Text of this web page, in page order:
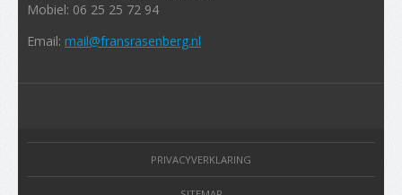
Mobiel: 06 25 25 72 94
Email: mail@fransrasenberg.nl
PRIVACYVERKLARING